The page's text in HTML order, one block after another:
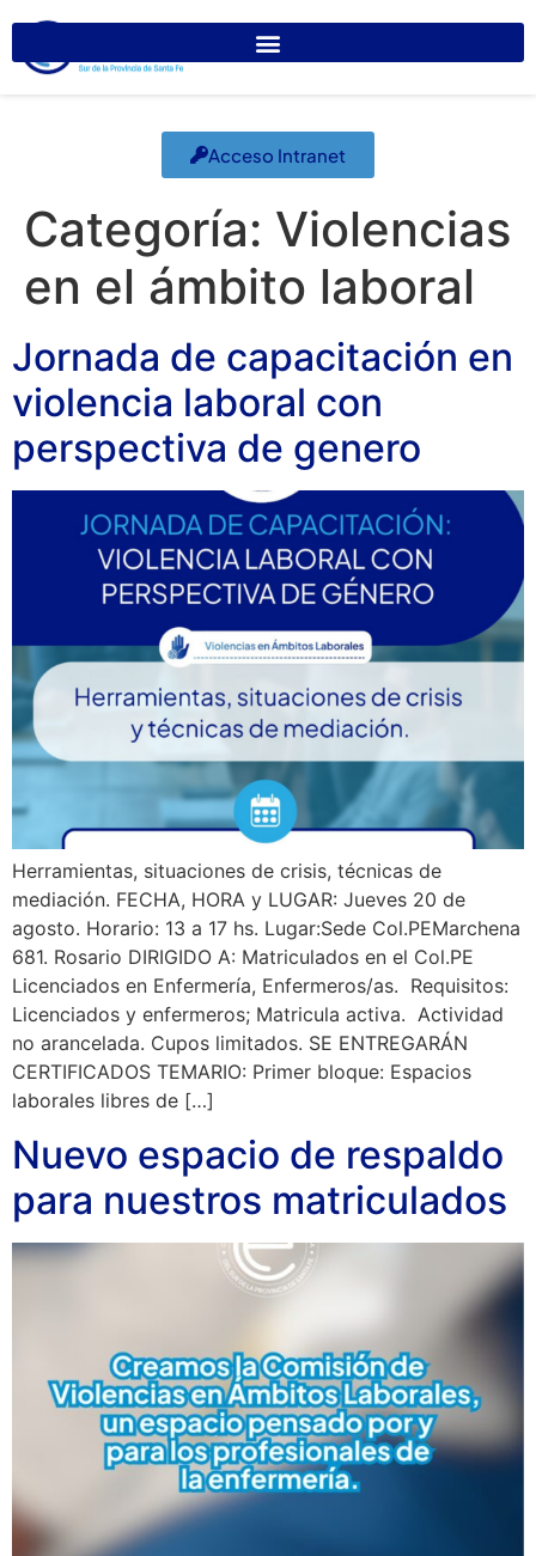
Acceso Intranet
Categoría: Violencias
en el ámbito laboral
Jornada de capacitación en
violencia laboral con
perspectiva de genero
Herramientas, situaciones de crisis, técnicas de
mediación. FECHA, HORA y LUGAR: Jueves 20 de
agosto. Horario: 13 a 17 hs. Lugar:Sede Col.PEMarchena
681. Rosario DIRIGIDO A: Matriculados en el Col.PE
Licenciados en Enfermería, Enfermeros/as. Requisitos:
Licenciados y enfermeros; Matricula activa. Actividad
no arancelada. Cupos limitados. SE ENTREGARÁN
CERTIFICADOS TEMARIO: Primer bloque: Espacios
laborales libres de […]
Nuevo espacio de respaldo
para nuestros matriculados